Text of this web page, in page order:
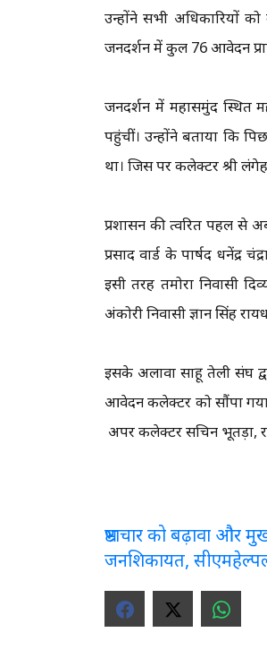
उन्होंने सभी अधिकारियों
जनदर्शन में कुल 76 आवेदन
जनदर्शन में महासमुंद स्थित
पहुंचीं। उन्होंने बताया कि
था। जिस पर कलेक्टर श्री
प्रशासन की त्वरित पहल से
प्रसाद वार्ड के पार्षद धनेंद्र
इसी तरह तमोरा निवासी
अंकोरी निवासी ज्ञान सिंह
इसके अलावा साहू तेली संघ
आवेदन कलेक्टर को सौंपा
अपर कलेक्टर सचिन भूतड़ा,
भ्रष्टाचार को बढ़ावा और
जनशिकायत,